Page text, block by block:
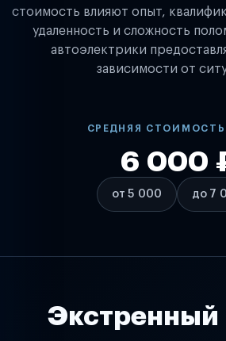
стоимость влияют опыт,
удаленность и сложность
автоэлектрики
зависимости от
СРЕДНЯЯ СТОИМОСТЬ
от 5 000
6 000
до 7
Экстренный